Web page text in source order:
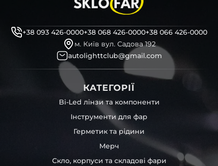
декоративні маски
професійні інструменти для розбору фари
бутиловий герметик для збору фари
рідини для розбирання фари
і також для автомобілів
NIKI Lancia, Jaguar ,Isuzu
інших, які будуть на 100 % сумісними із оригінальною
фарою вашої моделі авто.
Фотографії скла і корпусів, розміщені на сайті –
автентичні та унікальні. Зроблені за допомогою
професійного обладнання у нашому офісі та оптовому
складі в Києві. З метою захисту від недозволеного
копіювання – на всіх фотографіях розміщений водяний
знак із нашим логотипом – для швидкої ідентифікації.
Без письмового дозволу заборонено використовувати
будь-які фотографії з нашого веб-сайту.
+38 093 426-0000+38 068 426-0000+38 066 426-0000
м. Київ вул. Садова 192
autolighttclub@gmail.com
КАТЕГОРІЇ
Bi-Led лінзи та компоненти
Інструменти для фар
Герметик та рідини
Мерч
Скло, корпуси та складові фари